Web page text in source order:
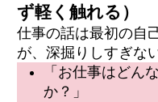
ず軽く触れる）
仕事の話は最初の自
が、深掘りしすぎな
「お仕事はどん
か？」